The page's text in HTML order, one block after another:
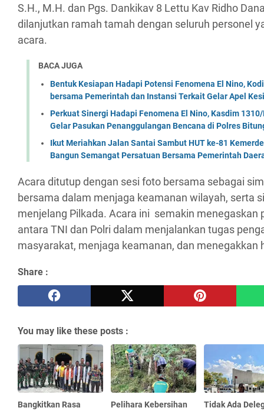
S.H., M.H. dan Pgs. Dankikav 8 Lettu Kav Ridho
dilanjutkan ramah tamah dengan seluruh personel
acara.
BACA JUGA
Bentuk Kesiapan Hadapi Potensi Fenomena El Nino,
bersama Pemerintah dan Instansi Terkait Gelar Apel
Perkuat Sinergi Hadapi Fenomena El Nino, Kasdim
Gelar Pasukan Penanggulangan Bencana di Polres
Ikut Meriahkan Jalan Santai Sambut HUT ke-81
Bangun Semangat Persatuan Bersama Pemerintah
Acara ditutup dengan sesi foto bersama sebagai
bersama dalam menjaga keamanan wilayah, serta
menjelang Pilkada. Acara ini semakin menegaskan
antara TNI dan Polri dalam menjalankan tugas
masyarakat, menjaga keamanan, dan menegakkan
Share :
You may like these posts :
Bangkitkan Rasa
Pelihara Kebersihan
Tidak Ada